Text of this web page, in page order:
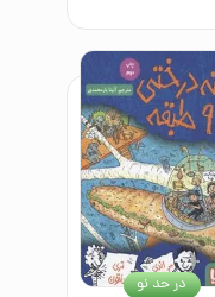
در حد نو